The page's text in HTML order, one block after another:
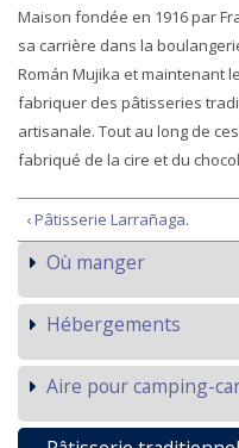
Maison fondée en 1916 par
sa carrière dans la
Román Mujika et maintenant
fabriquer des pâtisseries
artisanale. Tout au long de
fabriqué de la cire et du
‹ Pâtisserie Larrañaga.
Où manger
Hébergements
Aire pour camping-